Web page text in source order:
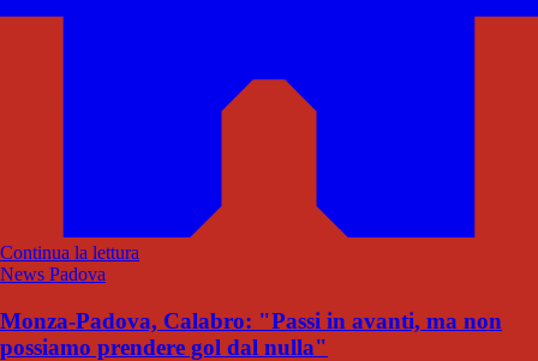
Continua la lettura
News Padova
Monza-Padova, Calabro: "Passi in avanti, ma non
possiamo prendere gol dal nulla"